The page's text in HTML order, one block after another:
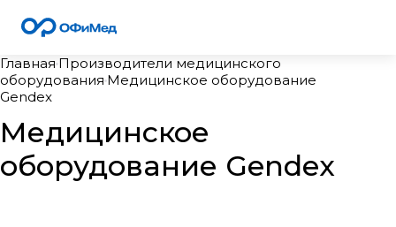
Главная Производители медицинского
оборудования Медицинское оборудование
Gendex
Медицинское
оборудование Gendex